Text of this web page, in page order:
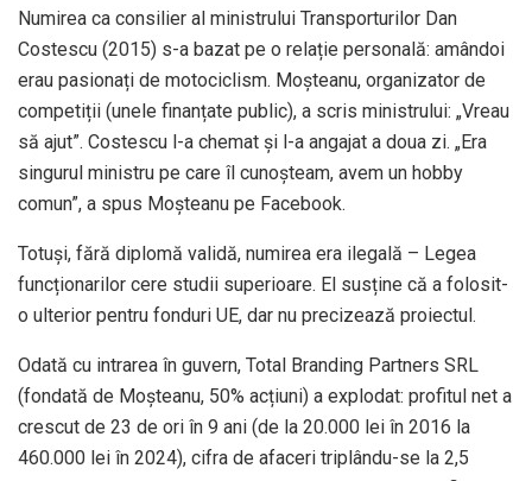
Numirea ca consilier al ministrului Transporturilor Dan
Costescu (2015) s-a bazat pe o relație personală: amândoi
erau pasionați de motociclism. Moșteanu, organizator de
competiții (unele finanțate public), a scris ministrului: „Vreau
să ajut”. Costescu l-a chemat și l-a angajat a doua zi. „Era
singurul ministru pe care îl cunoșteam, avem un hobby
comun”, a spus Moșteanu pe Facebook.
Totuși, fără diplomă validă, numirea era ilegală – Legea
funcționarilor cere studii superioare. El susține că a folosit-
o ulterior pentru fonduri UE, dar nu precizează proiectul.
Odată cu intrarea în guvern, Total Branding Partners SRL
(fondată de Moșteanu, 50% acțiuni) a explodat: profitul net a
crescut de 23 de ori în 9 ani (de la 20.000 lei în 2016 la
460.000 lei în 2024), cifra de afaceri triplându-se la 2,5